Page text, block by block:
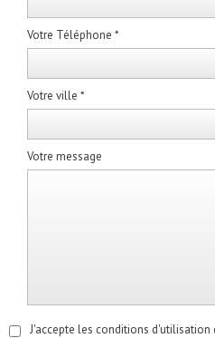
Votre Téléphone *
Votre ville *
Votre message
J'accepte les conditions d'utilisation